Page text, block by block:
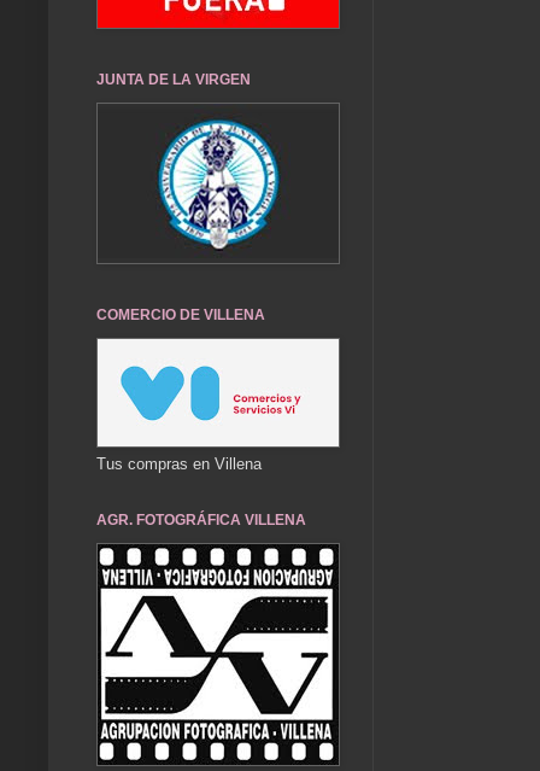
JUNTA DE LA VIRGEN
COMERCIO DE VILLENA
Tus compras en Villena
AGR. FOTOGRÁFICA VILLENA